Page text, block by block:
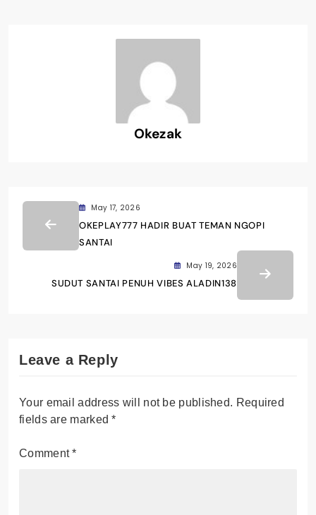
Okezak
May 17, 2026
OKEPLAY777 HADIR BUAT TEMAN NGOPI
SANTAI
May 19, 2026
SUDUT SANTAI PENUH VIBES ALADIN138
Leave a Reply
Your email address will not be published. Required
fields are marked*
Comment*